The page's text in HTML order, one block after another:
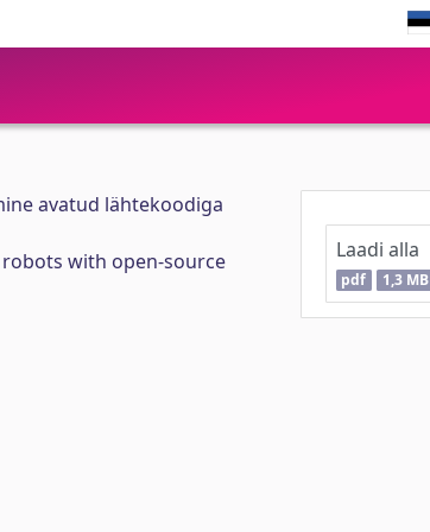
avatud lähtekoodiga
with open-source
Laadi alla
pdf 1,3 MB